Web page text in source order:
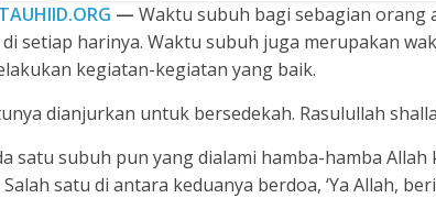
— Waktu subuh bagi sebagian orang
setiap harinya. Waktu subuh juga merupakan
kegiatan-kegiatan yang baik.
dianjurkan untuk bersedekah. Rasulullah
satu subuh pun yang dialami hamba-hamba
satu di antara keduanya berdoa, ‘Ya Allah,